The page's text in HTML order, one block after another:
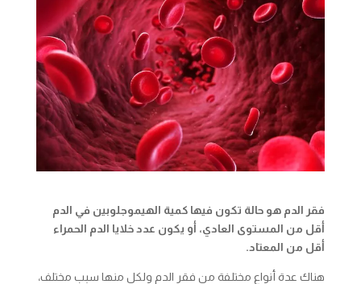
فقر الدم هو حالة تكون فيها كمية الهيموجلوبين في الدم
أقل من المستوى العادي، أو يكون عدد خلايا الدم الحمراء
أقل من المعتاد.
هناك عدة أنواع مختلفة من فقر الدم ولكل منها سبب مختلف،